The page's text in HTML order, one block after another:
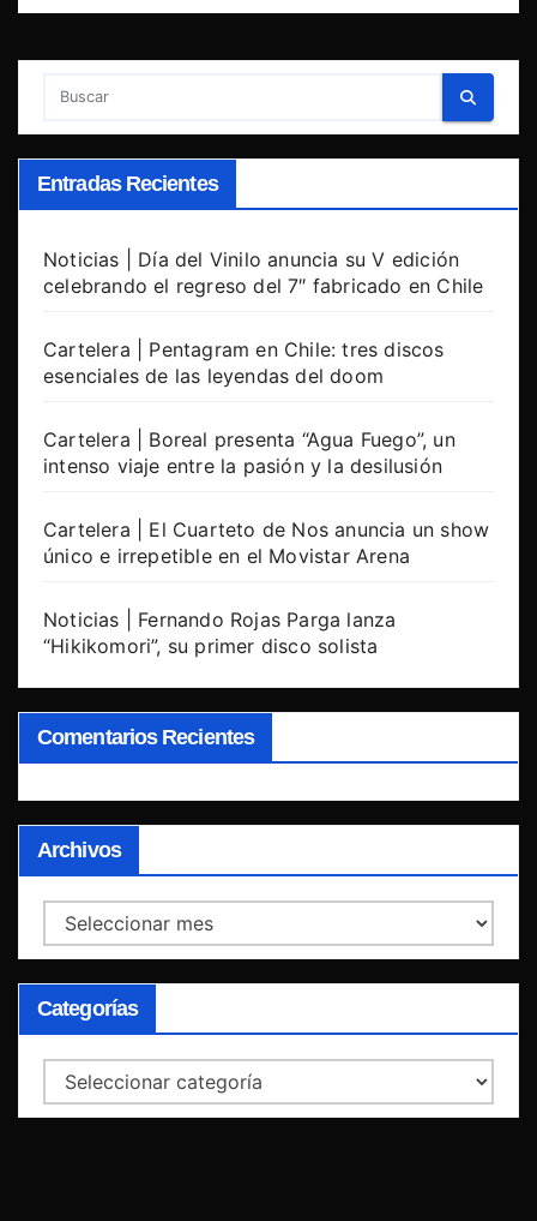
Entradas Recientes
Noticias | Día del Vinilo anuncia su V edición
celebrando el regreso del 7″ fabricado en Chile
Cartelera | Pentagram en Chile: tres discos
esenciales de las leyendas del doom
Cartelera | Boreal presenta “Agua Fuego”, un
intenso viaje entre la pasión y la desilusión
Cartelera | El Cuarteto de Nos anuncia un show
único e irrepetible en el Movistar Arena
Noticias | Fernando Rojas Parga lanza
“Hikikomori”, su primer disco solista
Comentarios Recientes
Archivos
Archivos
Categorías
Categorías